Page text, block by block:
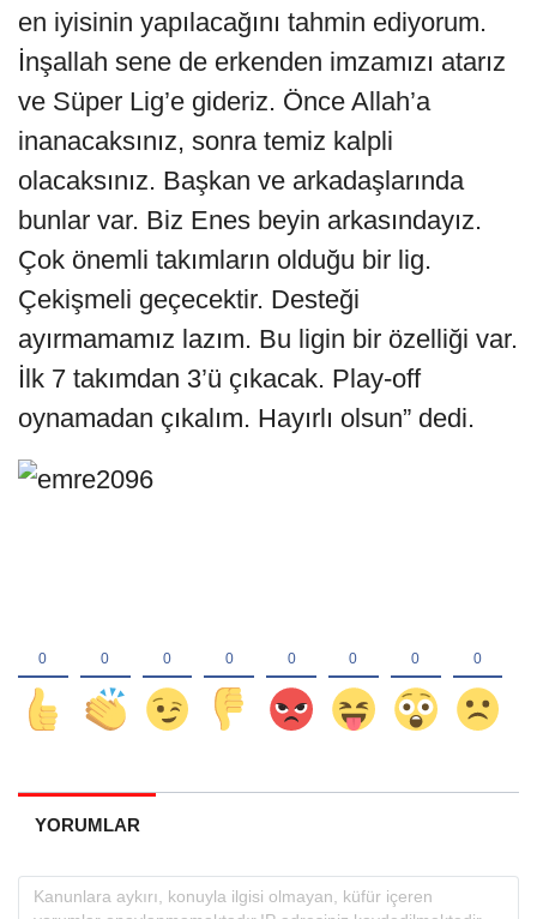
en iyisinin yapılacağını tahmin ediyorum.
İnşallah sene de erkenden imzamızı atarız
ve Süper Lig’e gideriz. Önce Allah’a
inanacaksınız, sonra temiz kalpli
olacaksınız. Başkan ve arkadaşlarında
bunlar var. Biz Enes beyin arkasındayız.
Çok önemli takımların olduğu bir lig.
Çekişmeli geçecektir. Desteği
ayırmamamız lazım. Bu ligin bir özelliği var.
İlk 7 takımdan 3’ü çıkacak. Play-off
oynamadan çıkalım. Hayırlı olsun” dedi.
YORUMLAR